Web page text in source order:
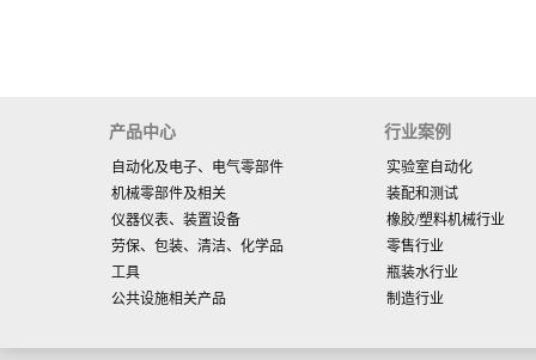
产品中心
自动化及电子、电气零部件
机械零部件及相关
仪器仪表、装置设备
劳保、包装、清洁、化学品
工具
公共设施相关产品
行业案例
实验室自动化
装配和测试
橡胶/塑料机械行业
零售行业
瓶装水行业
制造行业